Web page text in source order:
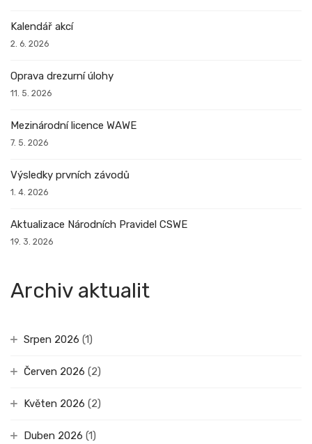
Kalendář akcí
2. 6. 2026
Oprava drezurní úlohy
11. 5. 2026
Mezinárodní licence WAWE
7. 5. 2026
Výsledky prvních závodů
1. 4. 2026
Aktualizace Národních Pravidel CSWE
19. 3. 2026
Archiv aktualit
Srpen 2026 (1)
Červen 2026 (2)
Květen 2026 (2)
Duben 2026 (1)